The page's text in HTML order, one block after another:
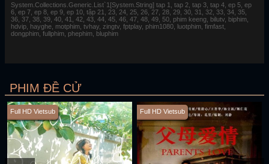
System.Collections.Generic.List`1[System.String] tap 1, tap 2, tap 3, tap 4, ep 5, ep
6, ep 7, ep 8, ep 9, ep 10, tập 21, 23, 24, 25, 26, 27, 28, 29, 30, 31, 32, 33, 34, 35,
36, 37, 38, 39, 40, 41, 42, 43, 44, 45, 46, 47, 48, 49, 50, phim keeng, bilutv, biphim,
hdvip, hayghe, motphim, tvhay, zingtv, fptplay, phim1080, luotphim, fimfast,
dongphim, fullphim, phephim, bluphim
PHIM ĐỀ CỬ
Full HD Vietsub Full HD Vietsub